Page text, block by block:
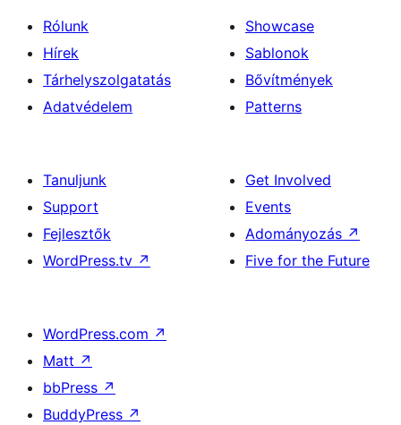
Rólunk
Hírek
Tárhelyszolgatatás
Adatvédelem
Showcase
Sablonok
Bővítmények
Patterns
Tanuljunk
Support
Fejlesztők
WordPress.tv ↗
Get Involved
Events
Adományozás ↗
Five for the Future
WordPress.com ↗
Matt ↗
bbPress ↗
BuddyPress ↗